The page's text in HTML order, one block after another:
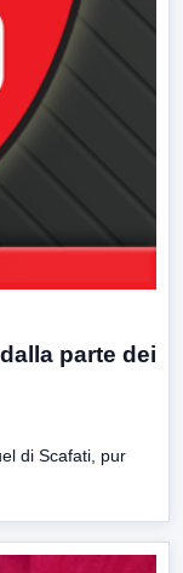
parte dei
di Scafati, pur